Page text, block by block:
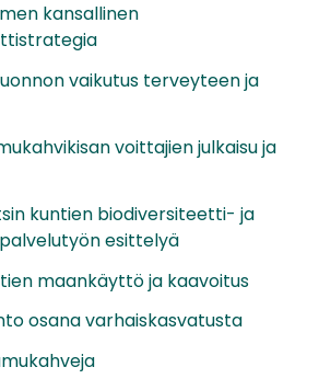
kansallinen
vaikutus terveyteen ja
voittajien julkaisu ja
kuntien biodiversiteetti- ja
esittelyä
maankäyttö ja kaavoitus
osana varhaiskasvatusta